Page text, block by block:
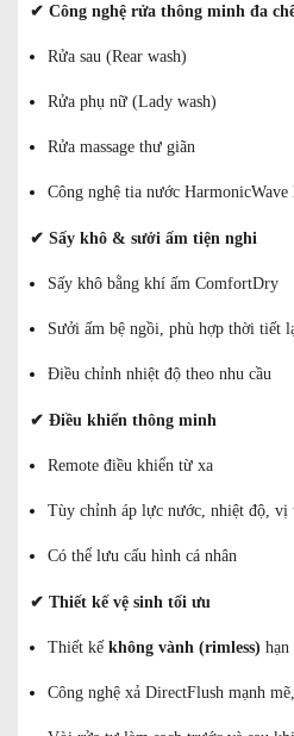
✔ Công nghệ rửa thông minh đa
Rửa sau (Rear wash)
Rửa phụ nữ (Lady wash)
Rửa massage thư giãn
Công nghệ tia nước HarmonicWave
✔ Sấy khô & sưởi ấm tiện nghi
Sấy khô bằng khí ấm ComfortDry
Sưởi ấm bệ ngồi, phù hợp thời tiết
Điều chỉnh nhiệt độ theo nhu cầu
✔ Điều khiển thông minh
Remote điều khiển từ xa
Tùy chỉnh áp lực nước, nhiệt độ,
Có thể lưu cấu hình cá nhân
✔ Thiết kế vệ sinh tối ưu
Thiết kế không vành (rimless) hạn
Công nghệ xả DirectFlush mạnh